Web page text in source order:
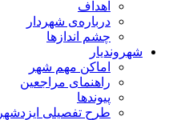
اهداف
درباره‌ی شهردار
چشم اندازها
شهروندیار
اماکن مهم شهر
راهنمای مراجعین
پیوند‌ها
طرح تفصیلی ایزدشهر